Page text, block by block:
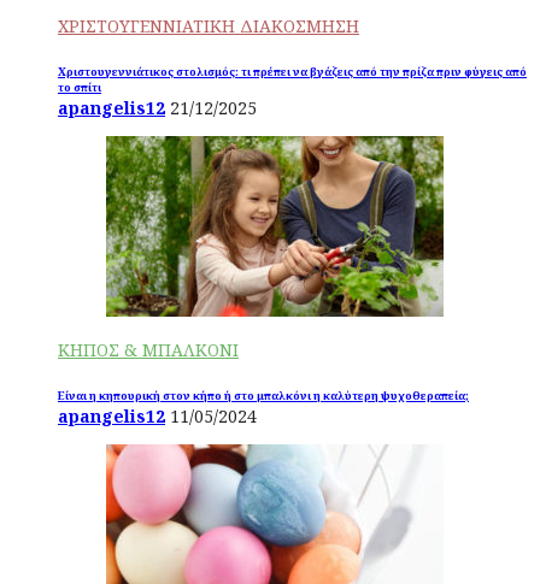
ΧΡΙΣΤΟΥΓΕΝΝΙΑΤΙΚΗ ΔΙΑΚΟΣΜΗΣΗ
Χριστουγεννιάτικος στολισμός: τι πρέπει να βγάζεις από την πρίζα πριν φύγεις από
το σπίτι
apangelis12 21/12/2025
ΚΗΠΟΣ & ΜΠΑΛΚΟΝΙ
Είναι η κηπουρική στον κήπο ή στο μπαλκόνι η καλύτερη ψυχοθεραπεία;
apangelis12 11/05/2024